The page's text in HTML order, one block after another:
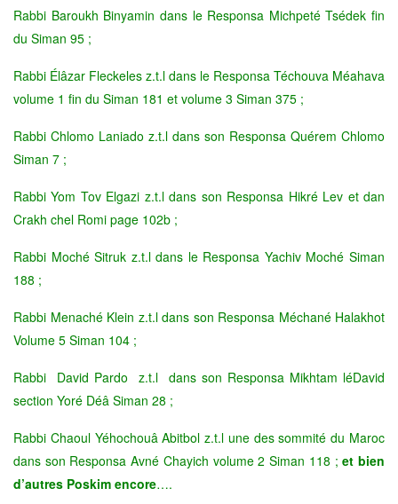
Rabbi Baroukh Binyamin dans le Responsa Michpeté Tsédek fin
du Siman 95 ;
Rabbi Élâzar Fleckeles z.t.l dans le Responsa Téchouva Méahava
volume 1 fin du Siman 181 et volume 3 Siman 375 ;
Rabbi Chlomo Laniado z.t.l dans son Responsa Quérem Chlomo
Siman 7 ;
Rabbi Yom Tov Elgazi z.t.l dans son Responsa Hikré Lev et dan
Crakh chel Romi page 102b ;
Rabbi Moché Sitruk z.t.l dans le Responsa Yachiv Moché Siman
188 ;
Rabbi Menaché Klein z.t.l dans son Responsa Méchané Halakhot
Volume 5 Siman 104 ;
Rabbi David Pardo z.t.l dans son Responsa Mikhtam léDavid
section Yoré Déâ Siman 28 ;
Rabbi Chaoul Yéhochouâ Abitbol z.t.l une des sommité du Maroc
dans son Responsa Avné Chayich volume 2 Siman 118 ;et bien
d’autres Poskim encore….